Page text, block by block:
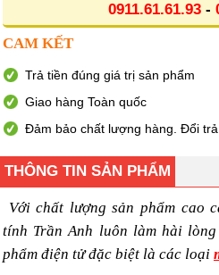
0911.61.61.93-
CAM KẾT
Trả tiền đúng giá trị sản phẩm
Giao hàng Toàn quốc
Đảm bảo chất lượng hàng. Đổi
THÔNG TIN SẢN PHẨM
Với chất lượng sản phẩm cao
tính Trần Anh luôn làm hài
phẩm điện tử đặc biệt là các loại